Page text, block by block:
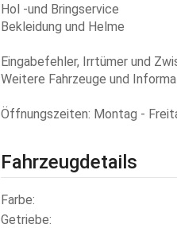
Hol -und Bringservice
Bekleidung und Helme
Eingabefehler, Irrtümer und
Weitere Fahrzeuge und
Öffnungszeiten: Montag -
Fahrzeugdetails
Farbe
Getriebe